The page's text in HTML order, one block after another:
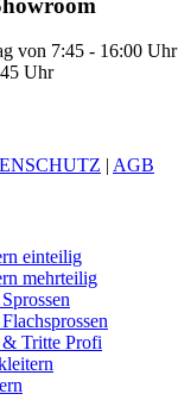
von 7:45 - 16:00 Uhr
Uhr
| AGB
einteilig
mehrteilig
Tritte Profi